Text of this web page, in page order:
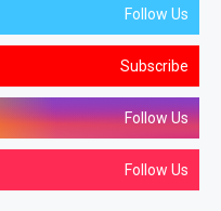
Follow Us
Subscribe
Follow Us
Follow Us